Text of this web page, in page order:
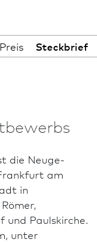
Steckbrief
die Neu­ge­
am
in
und Paulskirche.
unter